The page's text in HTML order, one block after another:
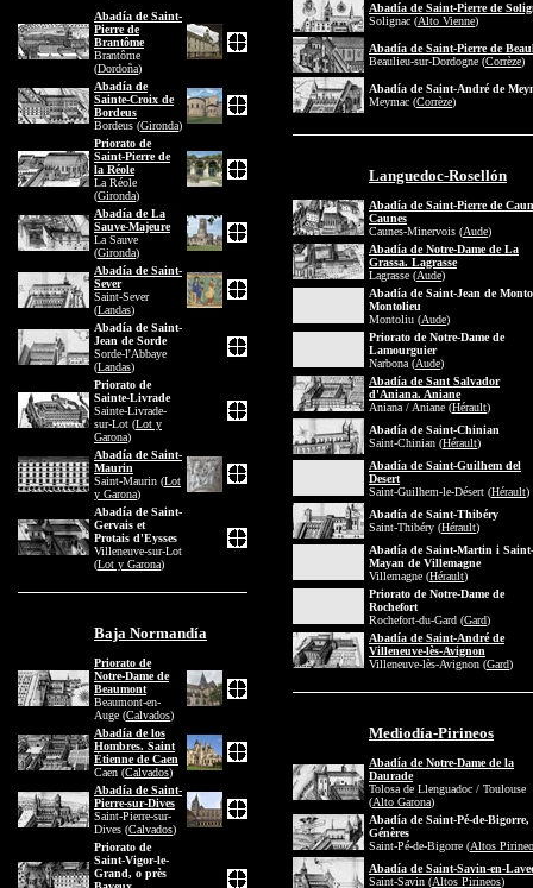
Abadía de Saint-
Pierre de
Brantôme
Brantôme
(Dordoña)
Abadía de
Sainte-Croix de
Bordeus
Bordeus (Gironda)
Priorato de
Saint-Pierre de
la Réole
La Réole
(Gironda)
Abadía de La
Sauve-Majeure
La Sauve
(Gironda)
Abadía de Saint-
Sever
Saint-Sever
(Landas)
Abadía de Saint-
Jean de Sorde
Sorde-l'Abbaye
(Landas)
Priorato de
Sainte-Livrade
Sainte-Livrade-
sur-Lot (Lot y
Garona)
Abadía de Saint-
Maurin
Saint-Maurin (Lot
y Garona)
Abadía de Saint-
Gervais et
Protais d'Eysses
Villeneuve-sur-Lot
(Lot y Garona)
Baja Normandía
Priorato de
Notre-Dame de
Beaumont
Beaumont-en-
Auge (Calvados)
Abadía de los
Hombres. Saint
Ètienne de Caen
Caen (Calvados)
Abadía de Saint-
Pierre-sur-Dives
Saint-Pierre-sur-
Dives (Calvados)
Priorato de
Saint-Vigor-le-
Grand, o près
Abadía de Saint-Pierre de
Solignac (Alto Vienne)
Abadía de Saint-Pierre de
Beaulieu-sur-Dordogne (Corrèze)
Abadía de Saint-André de
Meymac (Corrèze)
Languedoc-Rosellón
Abadía de Saint-Pierre de
Caunes
Caunes-Minervois (Aude)
Abadía de Notre-Dame de La
Grassa. Lagrasse
Lagrasse (Aude)
Abadía de Saint-Jean de
Montolieu
Montoliu (Aude)
Priorato de Notre-Dame de
Lamourguier
Narbona (Aude)
Abadía de Sant Salvador
d'Aniana. Aniane
Aniana / Aniane (Hérault)
Abadía de Saint-Chinian
Saint-Chinian (Hérault)
Abadía de Saint-Guilhem del
Desert
Saint-Guilhem-le-Désert (Hérault)
Abadía de Saint-Thibéry
Saint-Thibéry (Hérault)
Abadía de Saint-Martin i Saint-
Mayan de Villemagne
Villemagne (Hérault)
Priorato de Notre-Dame de
Rochefort
Rochefort-du-Gard (Gard)
Abadía de Saint-André de
Villeneuve-lès-Avignon
Villeneuve-lès-Avignon (Gard)
Mediodía-Pirineos
Abadía de Notre-Dame de la
Daurade
Tolosa de Llenguadoc / Toulouse
(Alto Garona)
Abadía de Saint-Pé-de-Bigorre,
Génères
Saint-Pé-de-Bigorre (Altos
Abadía de Saint-Savin-en-
Saint-Savin (Altos Pirineos)